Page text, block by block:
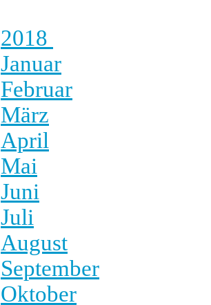
2018
Januar
Februar
März
April
Mai
Juni
Juli
August
September
Oktober